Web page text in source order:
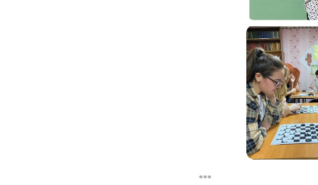
***